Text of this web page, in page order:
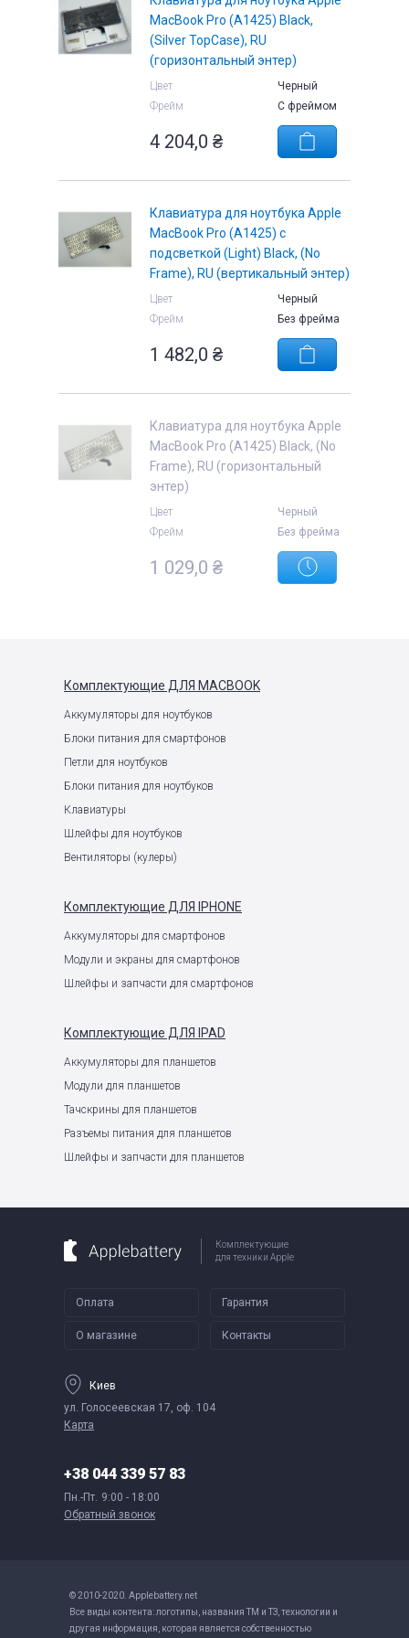
MacBook Pro (A1425) Black,
(Silver TopCase), RU
(горизонтальный энтер)
Цвет
Черный
Фрейм
С фреймом
4 204,0 ₴
Клавиатура для ноутбука Apple
MacBook Pro (A1425) с
подсветкой (Light) Black, (No
Frame), RU (вертикальный энтер)
Цвет
Черный
Фрейм
Без фрейма
1 482,0 ₴
Клавиатура для ноутбука Apple
MacBook Pro (A1425) Black, (No
Frame), RU (горизонтальный
энтер)
Цвет
Черный
Фрейм
Без фрейма
1 029,0 ₴
Комплектующие ДЛЯ MACBOOK
Аккумуляторы для ноутбуков
Блоки питания для смартфонов
Петли для ноутбуков
Блоки питания для ноутбуков
Клавиатуры
Шлейфы для ноутбуков
Вентиляторы (кулеры)
Комплектующие ДЛЯ IPHONE
Аккумуляторы для смартфонов
Модули и экраны для смартфонов
Шлейфы и запчасти для смартфонов
Комплектующие ДЛЯ IPAD
Аккумуляторы для планшетов
Модули для планшетов
Тачскрины для планшетов
Разъемы питания для планшетов
Шлейфы и запчасти для планшетов
Комплектующие
для техники Apple
Оплата Гарантия
О магазине Контакты
Киев
ул. Голосеевская 17, оф. 104
Карта
+38 044 339 57 83
Пн.-Пт. 9:00 - 18:00
Обратный звонок
© 2010-2020. Applebattery.net
Все виды контента: логотипы, названия ТМ и ТЗ, технологии и
другая информация, которая является собственностью